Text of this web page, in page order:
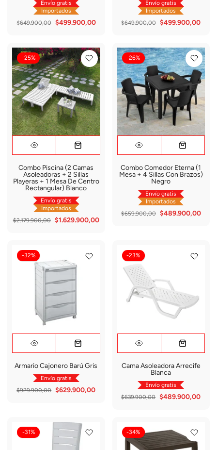
Envío gratis
Importados
$649.900,00 $499.900,00
Envío gratis
Importados
$649.900,00 $499.900,00
-25%
Combo Piscina (2 Camas
Asoleadoras + 2 Sillas
Playeras + 1 Mesa De Centro
Rectangular) Blanco
Envío gratis
Importados
$2.179.900,00 $1.629.900,00
-26%
Combo Comedor Eterna (1
Mesa + 4 Sillas Con Brazos)
Negro
Envío gratis
Importados
$659.900,00 $489.900,00
-32%
Armario Cajonero Barú Gris
Envío gratis
$929.900,00 $629.900,00
-23%
Cama Asoleadora Arrecife
Blanca
Envío gratis
$639.900,00 $489.900,00
-31% -34%